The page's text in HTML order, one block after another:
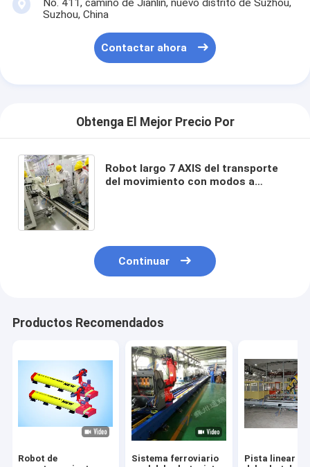
Suzhou, China
Contactar ahora
Obtenga El Mejor Precio Por
Robot largo 7 AXIS del transporte
del movimiento con modos a
Continuar
Productos Recomendados
Robot de
Sistema ferroviario
Pista linear